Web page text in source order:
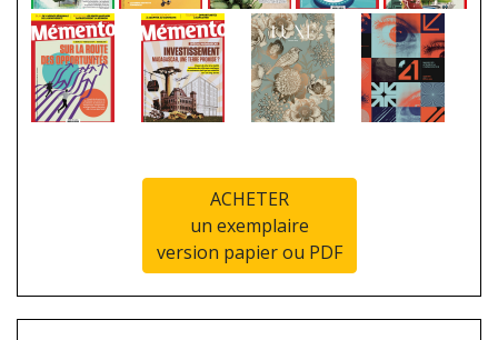
ACHETER
un exemplaire
version papier ou PDF